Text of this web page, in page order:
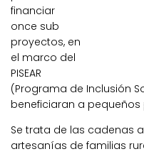
financiar
once sub
proyectos, en
el marco del
PISEAR
(Programa de Inclusión
beneficiaran a
Se trata de las cadenas
artesanías de familias